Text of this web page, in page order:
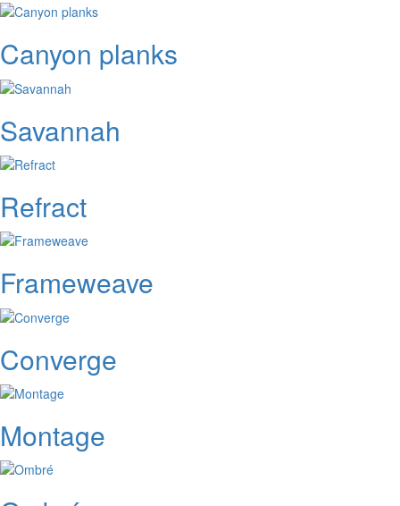
Canyon planks
Savannah
Refract
Frameweave
Converge
Montage